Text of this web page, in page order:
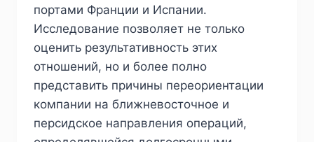
портами Франции и Испании.
Исследование позволяет не только
оценить результативность этих
отношений, но и более полно
представить причины переориентации
компании на ближневосточное и
персидское направления операций,